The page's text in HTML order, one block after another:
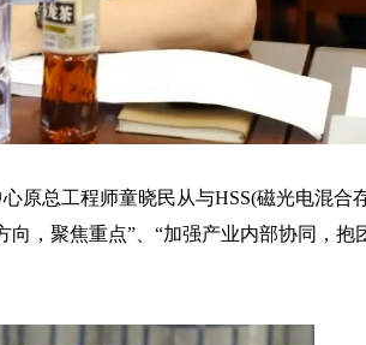
原总工程师童晓民从与HSS(磁光电混合
，聚焦重点”、“加强产业内部协同，抱